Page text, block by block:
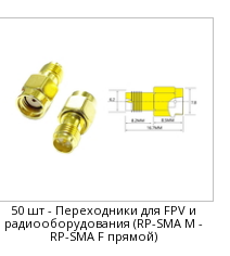
50 шт - Переходники для FPV и
радиооборудования (RP-SMA M -
RP-SMA F прямой)